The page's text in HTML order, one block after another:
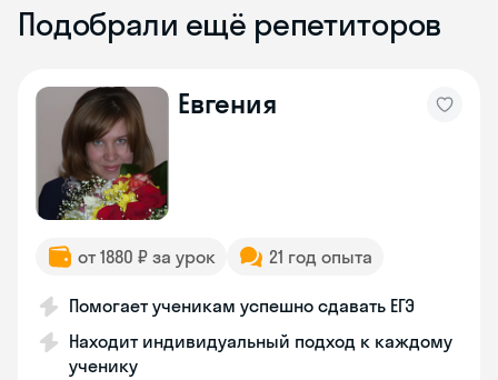
Подобрали ещё репетиторов
Евгения
от 1880 ₽ за урок 21 год опыта
Помогает ученикам успешно сдавать ЕГЭ
Находит индивидуальный подход к каждому
ученику